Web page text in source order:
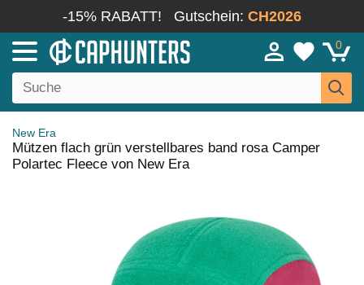
-15% RABATT! Gutschein: CH2026
0
New Era
Mützen flach grün verstellbares band rosa Camper
Polartec Fleece von New Era